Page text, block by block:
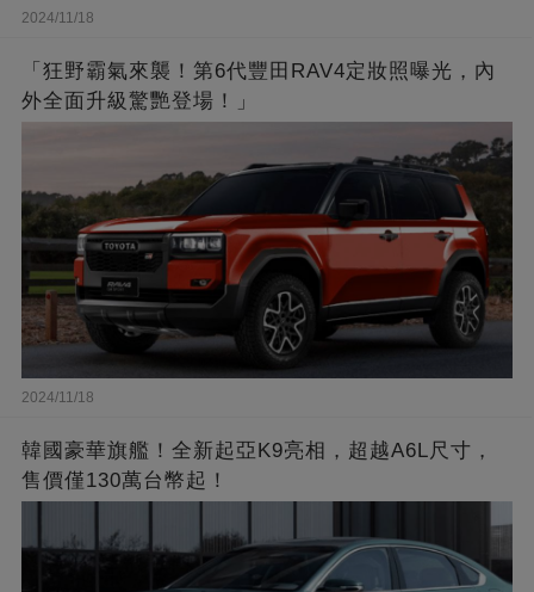
2024/11/18
「狂野霸氣來襲！第6代豐田RAV4定妝照曝光，內
外全面升級驚艷登場！」
2024/11/18
韓國豪華旗艦！全新起亞K9亮相，超越A6L尺寸，
售價僅130萬台幣起！